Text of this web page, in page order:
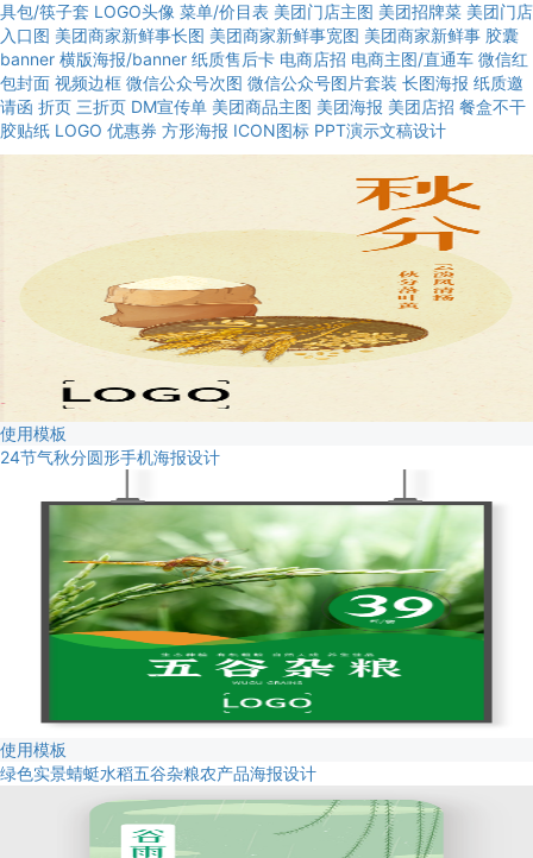
具包/筷子套 LOGO头像 菜单/价目表 美团门店主图 美团招牌菜 美团门店
入口图 美团商家新鲜事长图 美团商家新鲜事宽图 美团商家新鲜事 胶囊
banner 横版海报/banner 纸质售后卡 电商店招 电商主图/直通车 微信红
包封面 视频边框 微信公众号次图 微信公众号图片套装 长图海报 纸质邀
请函 折页 三折页 DM宣传单 美团商品主图 美团海报 美团店招 餐盒不干
胶贴纸 LOGO 优惠券 方形海报 ICON图标 PPT演示文稿设计
使用模板
24节气秋分圆形手机海报设计
使用模板
绿色实景蜻蜓水稻五谷杂粮农产品海报设计